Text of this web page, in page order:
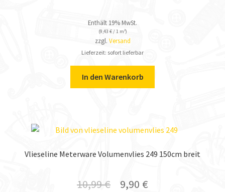
Enthält 19% MwSt.
(9,43 €/ 1 m²)
zzgl. Versand
Lieferzeit: sofort lieferbar
In den Warenkorb
Vlieseline Meterware Volumenvlies 249 150cm breit
10,99€ 9,90 €